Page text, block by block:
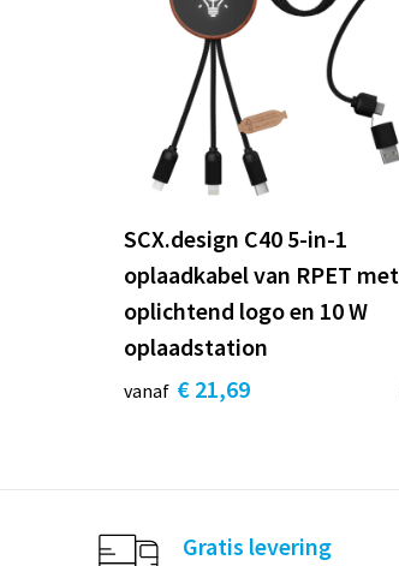
SCX.design C40 5-in-1
oplaadkabel van RPET met
oplichtend logo en 10 W
oplaadstation
vanaf € 21,69
Gratis levering